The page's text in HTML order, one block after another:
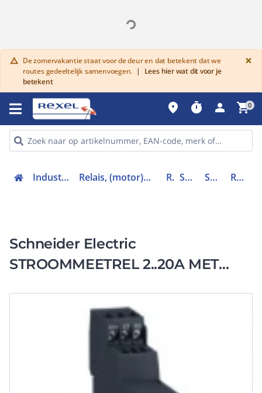
warning De zomervakantie staat voor de deur en dat betekent dat we
routes gedeeltelijk samenvoegen. |
Lees hier wat dit voor je
betekent
×
place timer person shopping_cart0
Industriele componenten Relais, (motor)beveiliging en magneetschakelaars Relais Stroomrelais Stroomrelais RM17JC00MW
Schneider Electric
STROOMMEETREL 2..20A MET